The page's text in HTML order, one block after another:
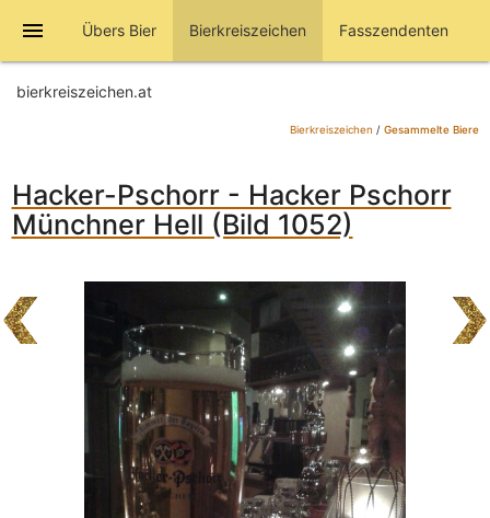
menu Übers Bier Bierkreiszeichen Fasszendenten
bierkreiszeichen.at
Bierkreiszeichen / Gesammelte Biere
Hacker-Pschorr - Hacker Pschorr
Münchner Hell (Bild 1052)